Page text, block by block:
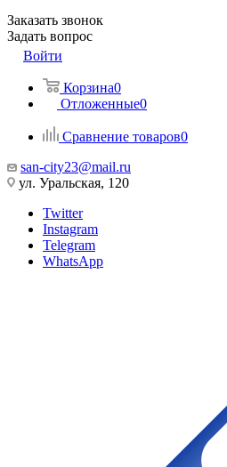
Заказать звонок
Задать вопрос
Войти
Корзина0
Отложенные0
Сравнение товаров0
san-city23@mail.ru
ул. Уральская, 120
Twitter
Instagram
Telegram
WhatsApp